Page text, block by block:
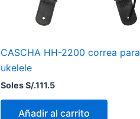
CASCHA HH-2200 correa para
ukelele
Soles S/.111.5
Añadir al carrito